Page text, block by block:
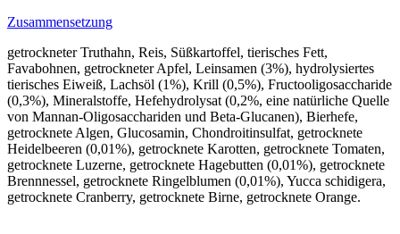
Zusammensetzung
getrockneter Truthahn, Reis, Süßkartoffel, tierisches Fett,
Favabohnen, getrockneter Apfel, Leinsamen (3%), hydrolysiertes
tierisches Eiweiß, Lachsöl (1%), Krill (0,5%), Fructooligosaccharide
(0,3%), Mineralstoffe, Hefehydrolysat (0,2%, eine natürliche Quelle
von Mannan-Oligosacchariden und Beta-Glucanen), Bierhefe,
getrocknete Algen, Glucosamin, Chondroitinsulfat, getrocknete
Heidelbeeren (0,01%), getrocknete Karotten, getrocknete Tomaten,
getrocknete Luzerne, getrocknete Hagebutten (0,01%), getrocknete
Brennnessel, getrocknete Ringelblumen (0,01%), Yucca schidigera,
getrocknete Cranberry, getrocknete Birne, getrocknete Orange.